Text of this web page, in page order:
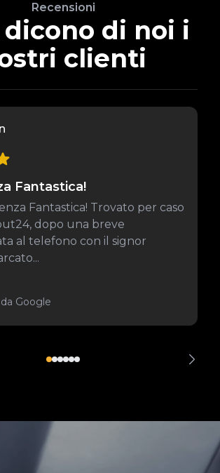
Recensioni
dicono di noi i
clienti
Fantastica!
Fantastica! Trovato per caso
dopo una breve
al telefono con il signor
Google